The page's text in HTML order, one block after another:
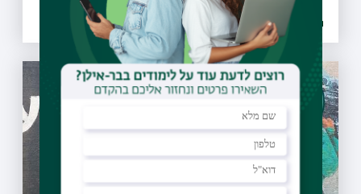
להצטרף גם הן למיזם
26.07.2021 | טז אב